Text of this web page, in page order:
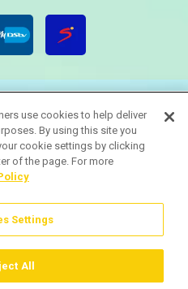
Conditions
Privacy & Cookie Notice
Policy
LTD. All rights reserved
use cookies to help deliver
By using this site you
cookie settings by clicking
of the page. For more
Settings
All